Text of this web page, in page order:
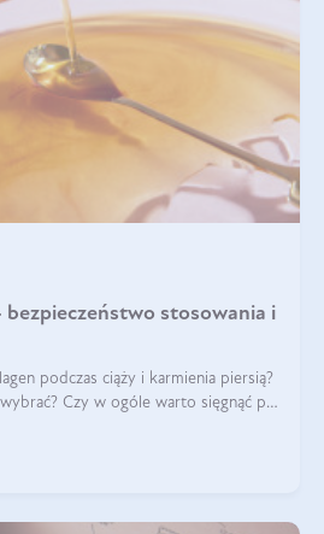
stosowania i
podczas ciąży i karmienia piersią?
Czy w ogóle warto sięgnąć po